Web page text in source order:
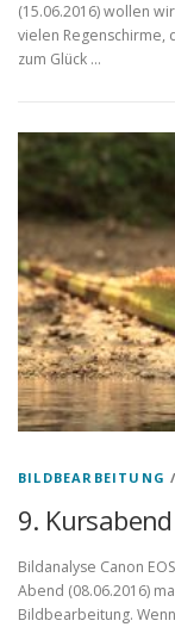
(15.06.2016) wollen
vielen Regenschirme,
zum Glück …
BILDBEARBEITUNG /
9. Kursabend
Bildanalyse Canon
Abend (08.06.2016)
Bildbearbeitung.